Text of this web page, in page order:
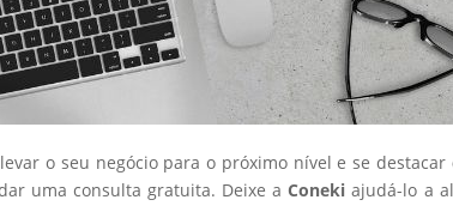
o seu negócio para o próximo nível e se destacar
uma consulta gratuita. Deixe aConeki ajudá-lo a